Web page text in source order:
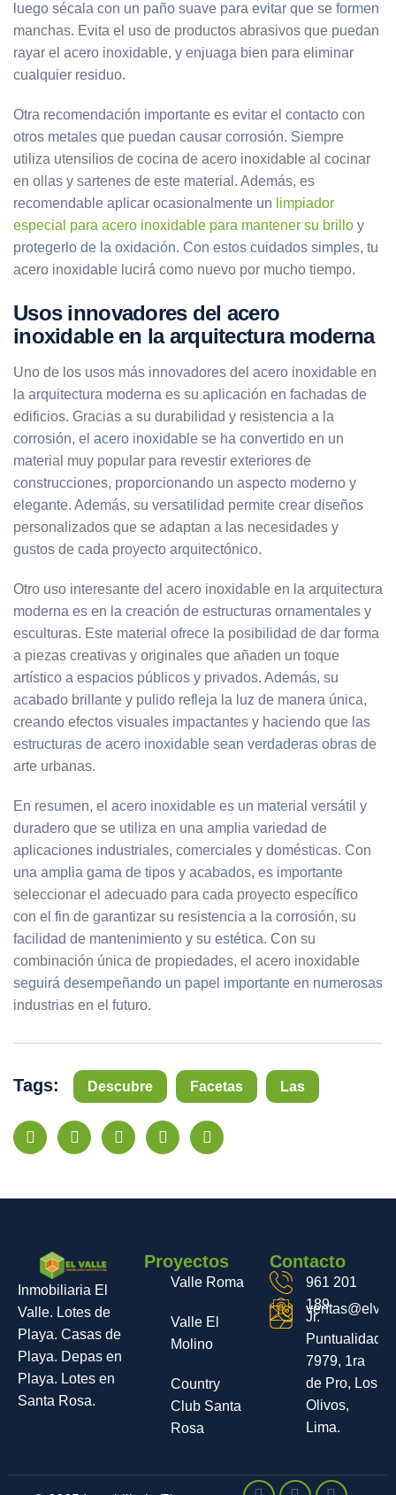
luego sécala con un paño suave para evitar que se formen
manchas. Evita el uso de productos abrasivos que puedan
rayar el acero inoxidable, y enjuaga bien para eliminar
cualquier residuo.
Otra recomendación importante es evitar el contacto con
otros metales que puedan causar corrosión. Siempre
utiliza utensilios de cocina de acero inoxidable al cocinar
en ollas y sartenes de este material. Además, es
recomendable aplicar ocasionalmente un limpiador
especial para acero inoxidable para mantener su brillo y
protegerlo de la oxidación. Con estos cuidados simples, tu
acero inoxidable lucirá como nuevo por mucho tiempo.
Usos innovadores del acero
inoxidable en la arquitectura moderna
Uno de los usos más innovadores del acero inoxidable en
la arquitectura moderna es su aplicación en fachadas de
edificios. Gracias a su durabilidad y resistencia a la
corrosión, el acero inoxidable se ha convertido en un
material muy popular para revestir exteriores de
construcciones, proporcionando un aspecto moderno y
elegante. Además, su versatilidad permite crear diseños
personalizados que se adaptan a las necesidades y
gustos de cada proyecto arquitectónico.
Otro uso interesante del acero inoxidable en la arquitectura
moderna es en la creación de estructuras ornamentales y
esculturas. Este material ofrece la posibilidad de dar forma
a piezas creativas y originales que añaden un toque
artístico a espacios públicos y privados. Además, su
acabado brillante y pulido refleja la luz de manera única,
creando efectos visuales impactantes y haciendo que las
estructuras de acero inoxidable sean verdaderas obras de
arte urbanas.
En resumen, el acero inoxidable es un material versátil y
duradero que se utiliza en una amplia variedad de
aplicaciones industriales, comerciales y domésticas. Con
una amplia gama de tipos y acabados, es importante
seleccionar el adecuado para cada proyecto específico
con el fin de garantizar su resistencia a la corrosión, su
facilidad de mantenimiento y su estética. Con su
combinación única de propiedades, el acero inoxidable
seguirá desempeñando un papel importante en numerosas
industrias en el futuro.
Tags: Descubre Facetas Las
Inmobiliaria El
Valle. Lotes de
Playa. Casas de
Playa. Depas en
Playa. Lotes en
Santa Rosa.
Proyectos
Valle Roma
Valle El
Molino
Country
Club Santa
Rosa
Contacto
961 201
189
Jr.
Puntualidad
7979, 1ra
de Pro, Los
Olivos,
Lima.